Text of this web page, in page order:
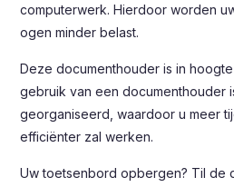
computerwerk. Hierdoor worden
ogen minder belast.
Deze documenthouder is in
gebruik van een documenthouder
georganiseerd, waardoor u meer
efficiënter zal werken.
Uw toetsenbord opbergen? Til de